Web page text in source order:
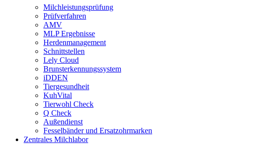
Milchleistungsprüfung
Prüfverfahren
AMV
MLP Ergebnisse
Herdenmanagement
Schnittstellen
Lely Cloud
Brunsterkennungssystem
iDDEN
Tiergesundheit
KuhVital
Tierwohl Check
Q Check
Außendienst
Fesselbänder und Ersatzohrmarken
Zentrales Milchlabor